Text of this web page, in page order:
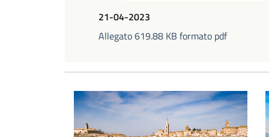
21-04-2023
Allegato 619.88 KB formato pdf
Il Borgo di Ripatransone